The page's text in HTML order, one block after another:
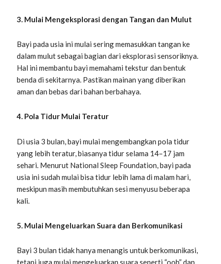
3. Mulai Mengeksplorasi dengan Tangan dan Mulut
Bayi pada usia ini mulai sering memasukkan tangan ke
dalam mulut sebagai bagian dari eksplorasi sensoriknya.
Hal ini membantu bayi memahami tekstur dan bentuk
benda di sekitarnya. Pastikan mainan yang diberikan
aman dan bebas dari bahan berbahaya.
4. Pola Tidur Mulai Teratur
Di usia 3 bulan, bayi mulai mengembangkan pola tidur
yang lebih teratur, biasanya tidur selama 14–17 jam
sehari. Menurut National Sleep Foundation, bayi pada
usia ini sudah mulai bisa tidur lebih lama di malam hari,
meskipun masih membutuhkan sesi menyusu beberapa
kali.
5. Mulai Mengeluarkan Suara dan Berkomunikasi
Bayi 3 bulan tidak hanya menangis untuk berkomunikasi,
tetapi juga mulai mengeluarkan suara seperti “ooh” dan